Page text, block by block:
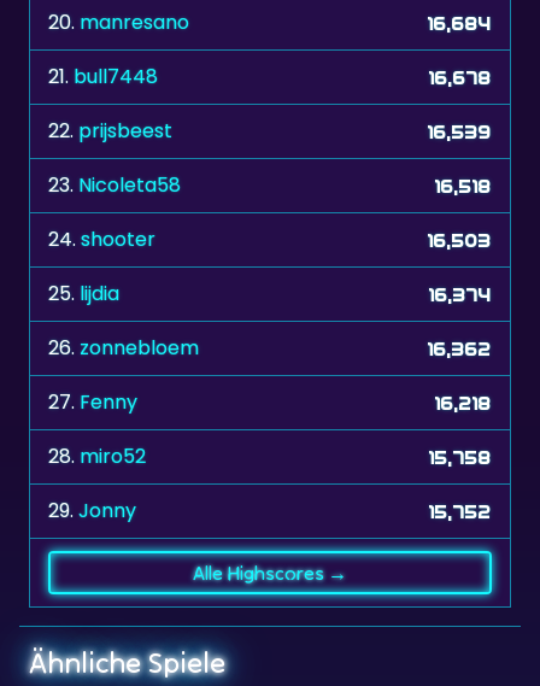
21. bull7448 16,678
22.prijsbeest 16,539
23. Nicoleta58 16,518
24.shooter 16,503
25. lijdia 16,374
26. zonnebloem 16,362
27. Fenny 16,218
28. miro52 15,758
29. Jonny 15,752
Ähnliche Spiele